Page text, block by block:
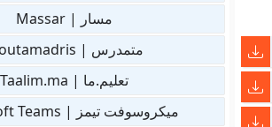
مسار | Massar
متمدرس | Moutamadris
تعليم.ما | Taalim.ma
ميكروسوفت تيمز | Microsoft Teams